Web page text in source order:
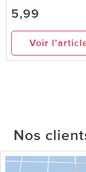
5,99
Voir
Nos